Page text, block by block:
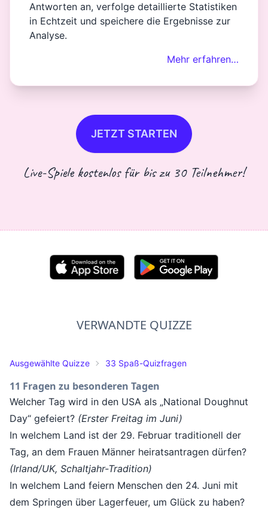
Antworten an, verfolge detaillierte Statistiken
in Echtzeit und speichere die Ergebnisse zur
Analyse.
Mehr erfahren…
JETZT STARTEN
Live-Spiele kostenlos für bis zu 30 Teilnehmer!
VERWANDTE QUIZZE
Ausgewählte Quizze 33 Spaß-Quizfragen
11 Fragen zu besonderen Tagen
Welcher Tag wird in den USA als „National Doughnut
Day“ gefeiert? (Erster Freitag im Juni)
In welchem Land ist der 29. Februar traditionell der
Tag, an dem Frauen Männer heiratsantragen dürfen?
(Irland/UK, Schaltjahr-Tradition)
In welchem Land feiern Menschen den 24. Juni mit
dem Springen über Lagerfeuer, um Glück zu haben?